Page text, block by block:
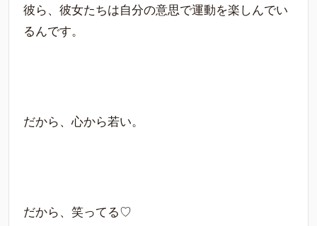
彼ら、彼女たちは自分の意思で運動を楽しんでい
るんです。
だから、心から若い。
だから、笑ってる♡